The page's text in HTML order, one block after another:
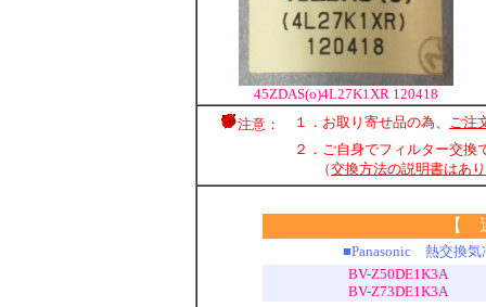
45ZDAS(o)4L27K1XR 120418
注意：
１．お取り寄せ品の為、 ご注
２．ご自身でフィルター交換
（交換方法の説明書はあ
【
■Panasonic 熱交換
BV-Z50DE1K3A
BV-Z73DE1K3A